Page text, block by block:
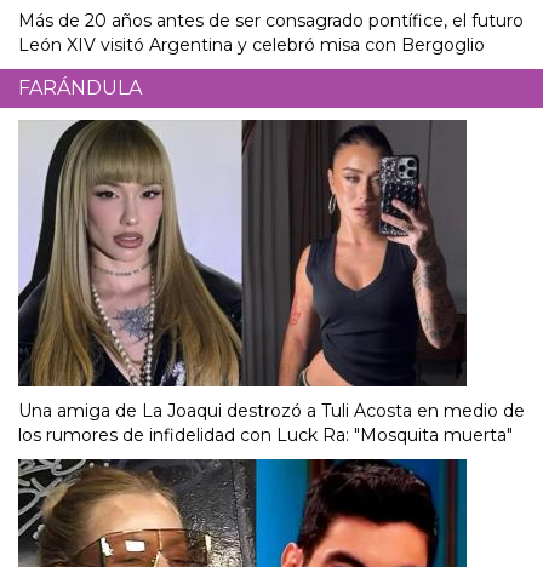
Más de 20 años antes de ser consagrado pontífice, el futuro
León XIV visitó Argentina y celebró misa con Bergoglio
FARÁNDULA
Una amiga de La Joaqui destrozó a Tuli Acosta en medio de
los rumores de infidelidad con Luck Ra: "Mosquita muerta"